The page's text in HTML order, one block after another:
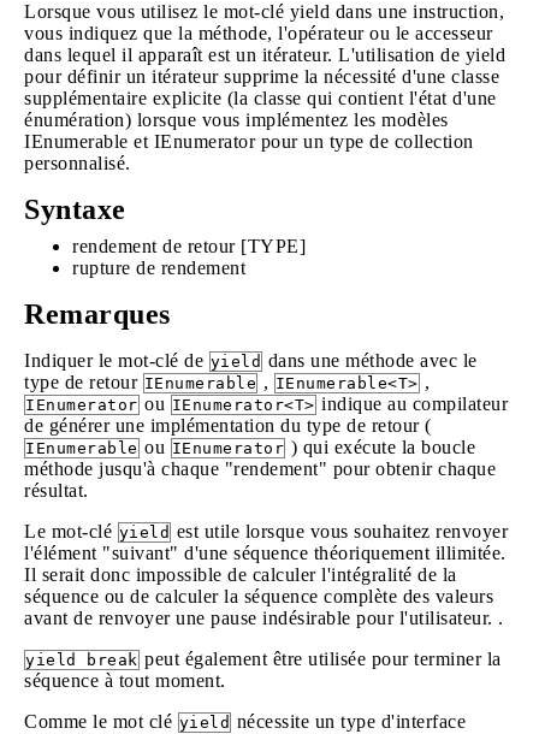
Lorsque vous utilisez le mot-clé yield dans une instruction,
vous indiquez que la méthode, l'opérateur ou le accesseur
dans lequel il apparaît est un itérateur. L'utilisation de yield
pour définir un itérateur supprime la nécessité d'une classe
supplémentaire explicite (la classe qui contient l'état d'une
énumération) lorsque vous implémentez les modèles
IEnumerable et IEnumerator pour un type de collection
personnalisé.
Syntaxe
rendement de retour [TYPE]
rupture de rendement
Remarques
Indiquer le mot-clé de yield dans une méthode avec le
type de retour IEnumerable , IEnumerable<T> ,
IEnumerator ou IEnumerator<T> indique au compilateur
de générer une implémentation du type de retour (
IEnumerable ou IEnumerator ) qui exécute la boucle
méthode jusqu'à chaque "rendement" pour obtenir chaque
résultat.
Le mot-clé yield est utile lorsque vous souhaitez renvoyer
l'élément "suivant" d'une séquence théoriquement illimitée.
Il serait donc impossible de calculer l'intégralité de la
séquence ou de calculer la séquence complète des valeurs
avant de renvoyer une pause indésirable pour l'utilisateur. .
yield break peut également être utilisée pour terminer la
séquence à tout moment.
Comme le mot clé yield nécessite un type d'interface